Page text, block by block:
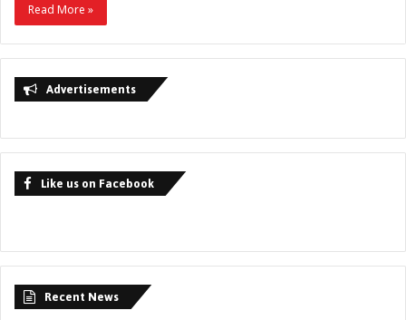
Read More »
Advertisements
Like us on Facebook
Recent News